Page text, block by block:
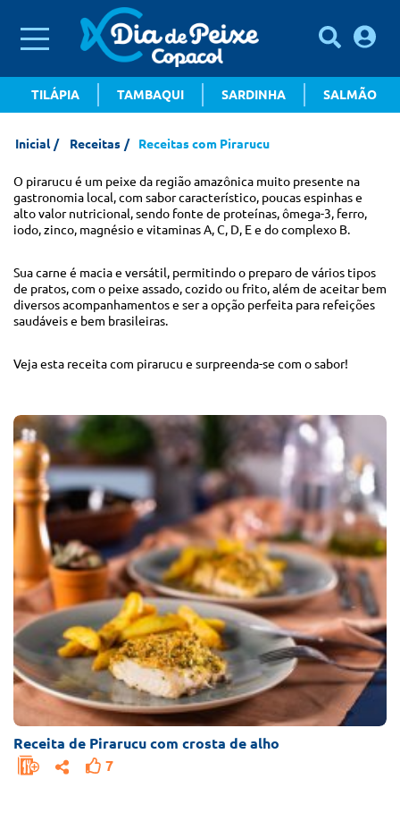
TILÁPIA TAMBAQUI SARDINHA SALMÃO
Inicial Receitas Receitas com Pirarucu
O pirarucu é um peixe da região amazônica muito presente na
gastronomia local, com sabor característico, poucas espinhas e
alto valor nutricional, sendo fonte de proteínas, ômega-3, ferro,
iodo, zinco, magnésio e vitaminas A, C, D, E e do complexo B.
Sua carne é macia e versátil, permitindo o preparo de vários tipos
de pratos, com o peixe assado, cozido ou frito, além de aceitar bem
diversos acompanhamentos e ser a opção perfeita para refeições
saudáveis e bem brasileiras.
Veja esta receita com pirarucu e surpreenda-se com o sabor!
com
Pirarucu
Receita de Pirarucu com crosta de alho
7